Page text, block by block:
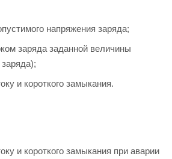
напряжения заряда;
заряда заданной величины
заряда);
и короткого замыкания.
и короткого замыкания при аварии